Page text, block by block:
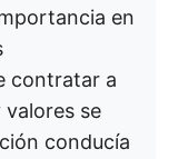
en
contratar a
se
conducía